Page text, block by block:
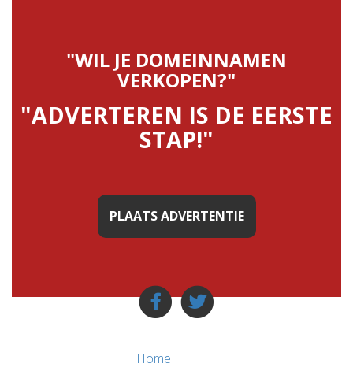
"WIL JE DOMEINNAMEN
VERKOPEN?"
"ADVERTEREN IS DE EERSTE
STAP!"
PLAATS ADVERTENTIE
Home